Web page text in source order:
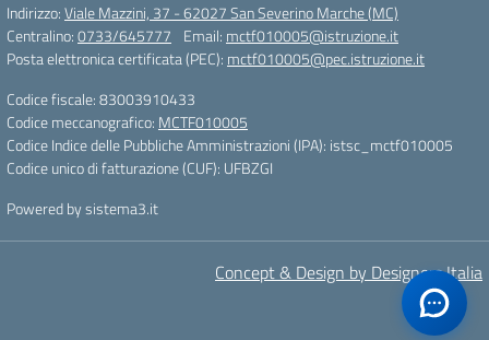
Indirizzo:Viale Mazzini, 37 - 62027 San Severino Marche (MC)
Centralino:0733/645777 Email: mctf010005@istruzione.it
Posta elettronica certificata (PEC): mctf010005@pec.istruzione.it
Codice fiscale: 83003910433
Codice meccanografico: MCTF010005
Codice Indice delle Pubbliche Amministrazioni (IPA): istsc_mctf010005
Codice unico di fatturazione (CUF): UFBZGI
Powered by sistema3.it
Concept & Design by Designers Italia